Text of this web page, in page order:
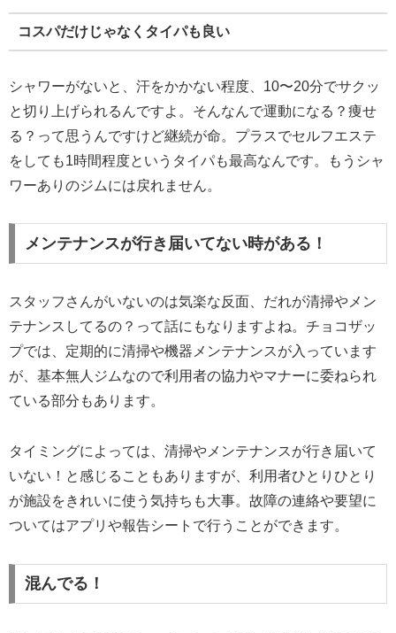
コスパだけじゃなくタイパも良い
シャワーがないと、汗をかかない程度、10〜20分でサクッ
と切り上げられるんですよ。そんなんで運動になる？痩せ
る？って思うんですけど継続が命。プラスでセルフエステ
をしても1時間程度というタイパも最高なんです。もうシャ
ワーありのジムには戻れません。
メンテナンスが行き届いてない時がある！
スタッフさんがいないのは気楽な反面、だれが清掃やメン
テナンスしてるの？って話にもなりますよね。チョコザッ
プでは、定期的に清掃や機器メンテナンスが入っています
が、基本無人ジムなので利用者の協力やマナーに委ねられ
ている部分もあります。
タイミングによっては、清掃やメンテナンスが行き届いて
いない！と感じることもありますが、利用者ひとりひとり
が施設をきれいに使う気持ちも大事。故障の連絡や要望に
ついてはアプリや報告シートで行うことができます。
混んでる！